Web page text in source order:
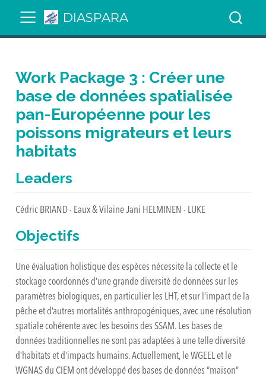
DIASPARA
Work Package 3 : Créer une
base de données spatialisée
pan-Européenne pour les
poissons migrateurs et leurs
habitats
Leaders
Cédric BRIAND - Eaux & Vilaine Jani HELMINEN - LUKE
Objectifs
Une évaluation holistique des espèces nécessite la collecte et le
stockage coordonnés d’une grande diversité de données sur les
paramètres biologiques, en particulier les LHT, et sur l’impact de la
pêche et d’autres mortalités anthropogéniques, avec une résolution
spatiale cohérente avec les besoins des SSAM. Les bases de
données traditionnelles ne sont pas adaptées à une telle diversité
d’habitats et d’impacts humains. Actuellement, le WGEEL et le
WGNAS du CIEM ont développé des bases de données “maison”